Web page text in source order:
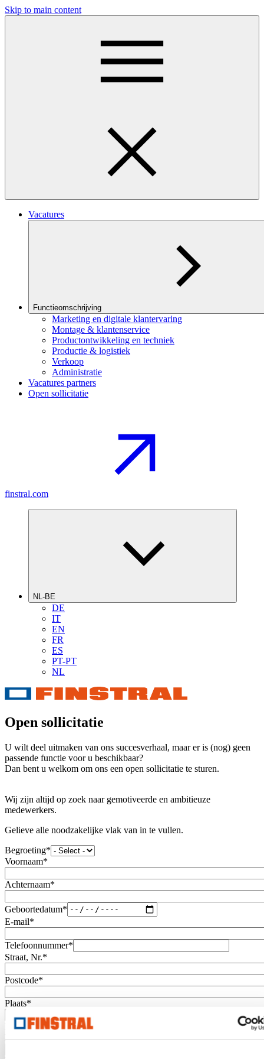
Skip to main content
Vacatures
Functieomschrijving
Marketing en digitale klantervaring
Montage & klantenservice
Productontwikkeling en techniek
Productie & logistiek
Verkoop
Administratie
Vacatures partners
Open sollicitatie
finstral.com
NL-BE
DE
IT
EN
FR
ES
PT-PT
NL
Open sollicitatie
U wilt deel uitmaken van ons succesverhaal, maar er is (nog) geen
passende functie voor u beschikbaar?
Dan bent u welkom om ons een open sollicitatie te sturen.
Wij zijn altijd op zoek naar gemotiveerde en ambitieuze
medewerkers.
Gelieve alle noodzakelijke vlak van in te vullen.
Begroeting*
Voornaam*
Achternaam*
Geboortedatum*
E-mail*
Telefoonnummer*
Straat, Nr.*
Postcode*
Plaats*
Land
Deelstaat/Provincie